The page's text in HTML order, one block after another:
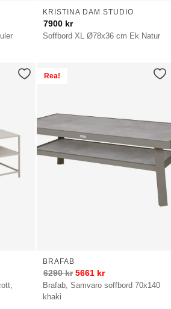
Soffbord XL Ø78x36 cm Ek Natur
KRISTINA DAM STUDIO
7900 kr
Rea!
Brafab, Samvaro soffbord 70x140
khaki
BRAFAB
6290kr 5661 kr